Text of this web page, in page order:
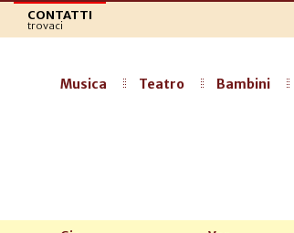
CONTATTI
trovaci
Musica Teatro Bambini